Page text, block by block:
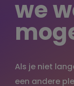
we
Als je niet
een andere